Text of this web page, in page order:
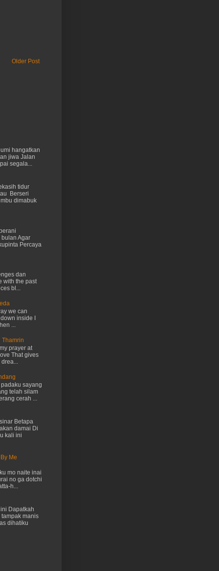
Older Post
hangatkan
jiwa Jalan
segala...
tidur
Berseri
dimabuk
Agar
Percaya
dan
with the past
bl...
we can
inside I
...
Thamrin
prayer at
That gives
drea...
sayang
telah silam
cerah ...
Betapa
damai Di
kali ini
Me
mo naite inai
no ga dotchi
h...
Dapatkah
manis
dihatiku